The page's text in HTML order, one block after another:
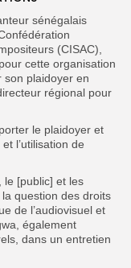
sénégalais
(CISAC),
pour cette organisation
son plaidoyer en
régional pour
le plaidoyer et
l’utilisation de
le [public] et les
question des droits
de l’audiovisuel et
également
dans un entretien